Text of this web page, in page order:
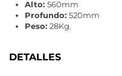
Alto: 560mm
Profundo: 520mm
Peso: 28Kg.
DETALLES